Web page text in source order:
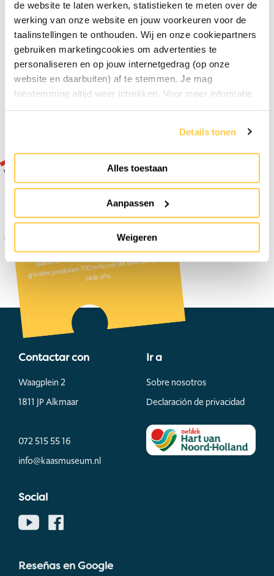
de website te laten werken, statistieken te meten over de
werking van onze website en jouw voorkeuren voor de
taalinstellingen te onthouden. Wij en onze cookiepartners
gebruiken marketingcookies om advertenties te
personaliseren en op jouw internetgedrag (op onze
website en daarbuiten) af te stemmen. Je mag
toestemming altijd weer intrekken. Voor meer informatie
Details tonen
Alles toestaan
Aanpassen
Weigeren
Desde hace 40 años
Próximo mensaje »
Datos sobre el Queso
¿Sabía que sólo quedan unas pocas fábricas de
queso en los Países Bajos? Las fábricas más
grandes producen 100 millones de kilos de queso
cada año.
Todos los datos sobre el queso »
Contactar con
Waagplein 2
1811 JP Alkmaar
072 515 55 16
info@kaasmuseum.nl
Social
Reseñas en Google
Ir a
Sobre nosotros
Declaración de privacidad